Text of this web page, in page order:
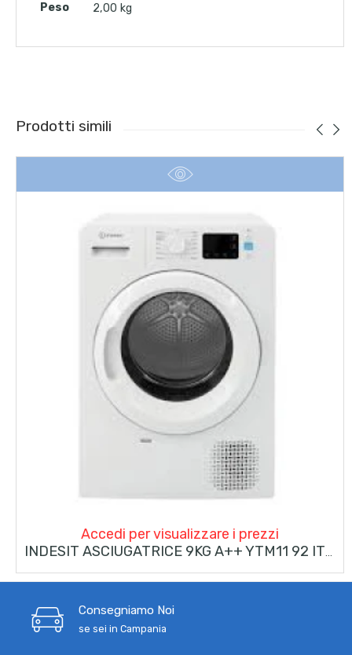
Peso 2,00 kg
Prodotti simili
Accedi per visualizzare i prezzi
INDESIT ASCIUGATRICE 9KG A++ YTM11 92 IT R
Consegniamo Noi
se sei in Campania